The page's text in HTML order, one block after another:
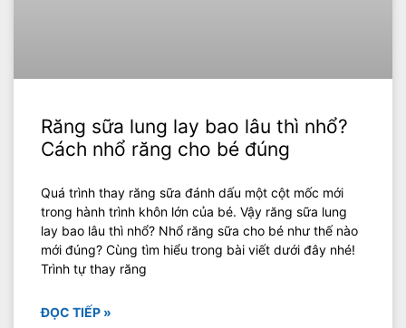
Răng sữa lung lay bao lâu thì nhổ?
Cách nhổ răng cho bé đúng
Quá trình thay răng sữa đánh dấu một cột mốc mới
trong hành trình khôn lớn của bé. Vậy răng sữa lung
lay bao lâu thì nhổ? Nhổ răng sữa cho bé như thế nào
mới đúng? Cùng tìm hiểu trong bài viết dưới đây nhé!
Trình tự thay răng
ĐỌC TIẾP »